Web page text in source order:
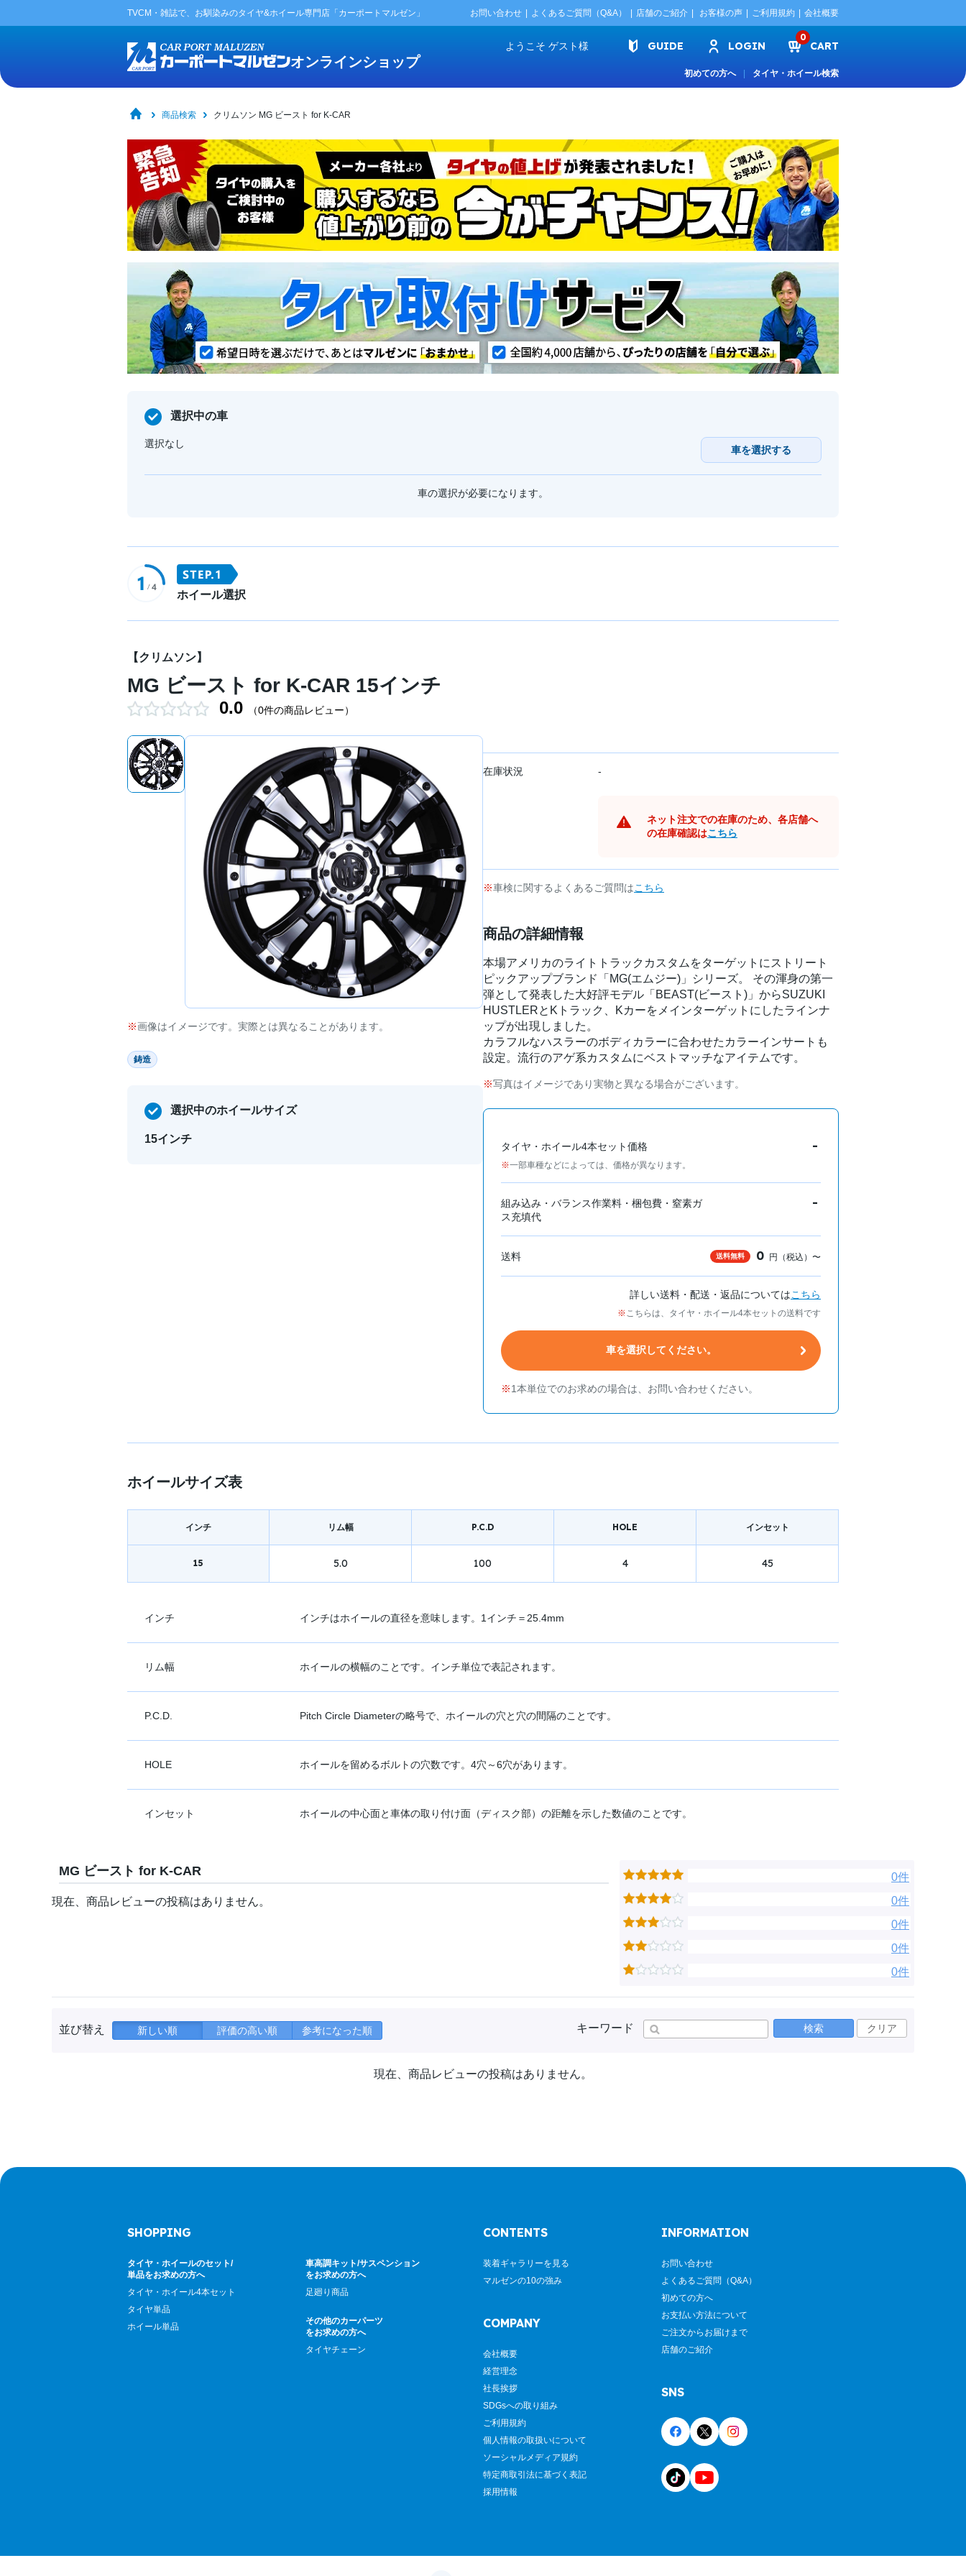
TVCM・雑誌で、お馴染みのタイヤ&ホイール専門店「カーポートマルゼン」 お問い合わせ よくあるご質問（Q&A） 店舗のご紹介 お客様の声 ご利用規約 会社概要
オンラインショップ
ようこそ ゲスト様 GUIDE LOGIN
0
CART
初めての方へ タイヤ・ホイール検索
商品検索 クリムソン MG ビースト for K-CAR
選択中の車
選択なし
車を選択する
車の選択が必要になります。
ホイール選択
【クリムソン】
MG ビースト for K-CAR 15インチ
0.0 （0件の商品レビュー）
画像はイメージです。実際とは異なることがあります。
鋳造
選択中のホイールサイズ
15インチ
在庫状況 -
ネット注文での在庫のため、各店舗へ
の在庫確認はこちら
車検に関するよくあるご質問はこちら
商品の詳細情報
本場アメリカのライトトラックカスタムをターゲットにストリート
ピックアップブランド「MG(エムジー)」シリーズ。 その渾身の第一
弾として発表した大好評モデル「BEAST(ビースト)」からSUZUKI
HUSTLERとKトラック、Kカーをメインターゲットにしたラインナ
ップが出現しました。
カラフルなハスラーのボディカラーに合わせたカラーインサートも
設定。流行のアゲ系カスタムにベストマッチなアイテムです。
写真はイメージであり実物と異なる場合がございます。
タイヤ・ホイール4本セット価格
一部車種などによっては、価格が異なります。
-
組み込み・バランス作業料・梱包費・窒素ガ
ス充填代
-
送料 送料無料 0 円（税込）〜
詳しい送料・配送・返品についてはこちら
こちらは、タイヤ・ホイール4本セットの送料です
車を選択してください。
1本単位でのお求めの場合は、お問い合わせください。
ホイールサイズ表
インチ リム幅 P.C.D HOLE インセット
15 5.0 100 4 45
インチ インチはホイールの直径を意味します。1インチ＝25.4mm
リム幅 ホイールの横幅のことです。インチ単位で表記されます。
P.C.D. Pitch Circle Diameterの略号で、ホイールの穴と穴の間隔のことです。
HOLE ホイールを留めるボルトの穴数です。4穴～6穴があります。
インセット ホイールの中心面と車体の取り付け面（ディスク部）の距離を示した数値のことです。
MG ビースト for K-CAR
現在、商品レビューの投稿はありません。
0件
0件
0件
0件
0件
並び替え 新しい順 評価の高い順 参考になった順 キーワード 検索 クリア
現在、商品レビューの投稿はありません。
SHOPPING
タイヤ・ホイールのセット/
単品をお求めの方へ
タイヤ・ホイール4本セット
タイヤ単品
ホイール単品
車高調キット/サスペンション
をお求めの方へ
足廻り商品
その他のカーパーツ
をお求めの方へ
タイヤチェーン
CONTENTS
装着ギャラリーを見る
マルゼンの10の強み
COMPANY
会社概要
経営理念
社長挨拶
SDGsへの取り組み
ご利用規約
個人情報の取扱いについて
ソーシャルメディア規約
特定商取引法に基づく表記
採用情報
INFORMATION
お問い合わせ
よくあるご質問（Q&A）
初めての方へ
お支払い方法について
ご注文からお届けまで
店舗のご紹介
SNS